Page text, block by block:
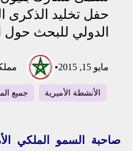
حفل تخليد الذكرى
الدولي للبحث
مايو 15, 2015 •
الأنشطة الأميرية جميع
صاحبة السمو الملكي